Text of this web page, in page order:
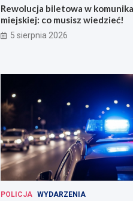
Rewolucja biletowa w
miejskiej: co musisz wiedzieć!
5 sierpnia 2026
POLICJA WYDARZENIA